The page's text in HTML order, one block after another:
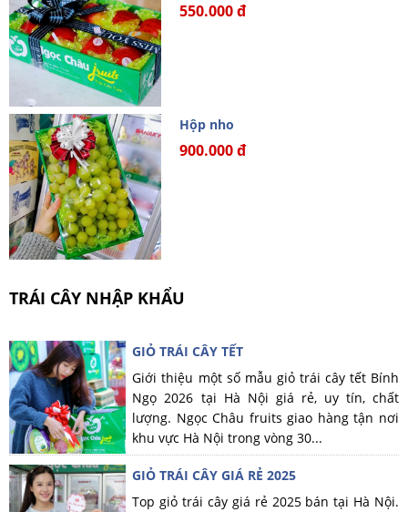
550.000 đ
Hộp nho
900.000 đ
TRÁI CÂY NHẬP KHẨU
GIỎ TRÁI CÂY TẾT
Giới thiệu một số mẫu giỏ trái cây tết Bính
Ngọ 2026 tại Hà Nội giá rẻ, uy tín, chất
lượng. Ngọc Châu fruits giao hàng tận nơi
khu vực Hà Nội trong vòng 30...
GIỎ TRÁI CÂY GIÁ RẺ 2025
Top giỏ trái cây giá rẻ 2025 bán tại Hà Nội.